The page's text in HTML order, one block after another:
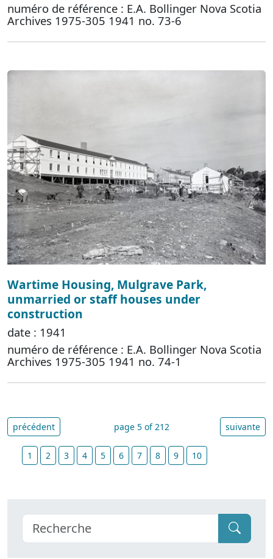
numéro de référence : E.A. Bollinger Nova Scotia
Archives 1975-305 1941 no. 73-6
Wartime Housing, Mulgrave Park,
unmarried or staff houses under
construction
date : 1941
numéro de référence : E.A. Bollinger Nova Scotia
Archives 1975-305 1941 no. 74-1
précédent page 5 of 212 suivante
1 2 3 4 5 6 7 8 9 10